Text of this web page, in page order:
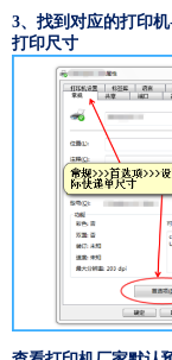
3、找到对应的打印
打印尺寸